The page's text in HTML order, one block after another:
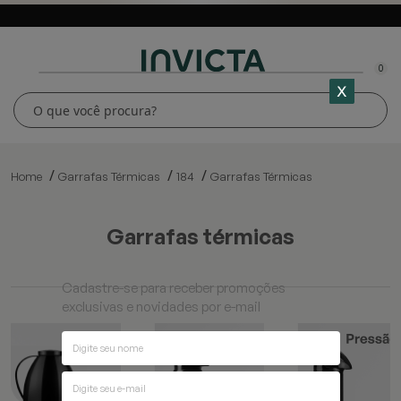
0
Home Garrafas Térmicas 184 Garrafas Térmicas
garrafas térmicas
Cadastre-se para receber promoções
exclusivas e novidades por e-mail